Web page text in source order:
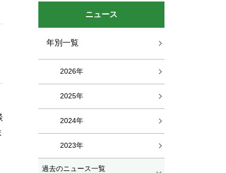
ニュース
年別一覧
過去のニュース一覧
2026年
2025年
2024年
2023年